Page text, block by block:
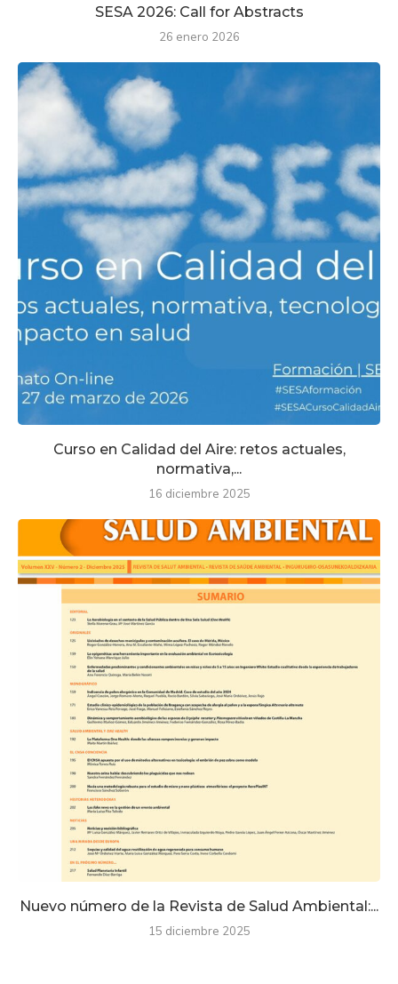
SESA 2026: Call for Abstracts
26 enero 2026
Curso en Calidad del Aire: retos actuales,
normativa,...
16 diciembre 2025
Nuevo número de la Revista de Salud Ambiental:...
15 diciembre 2025